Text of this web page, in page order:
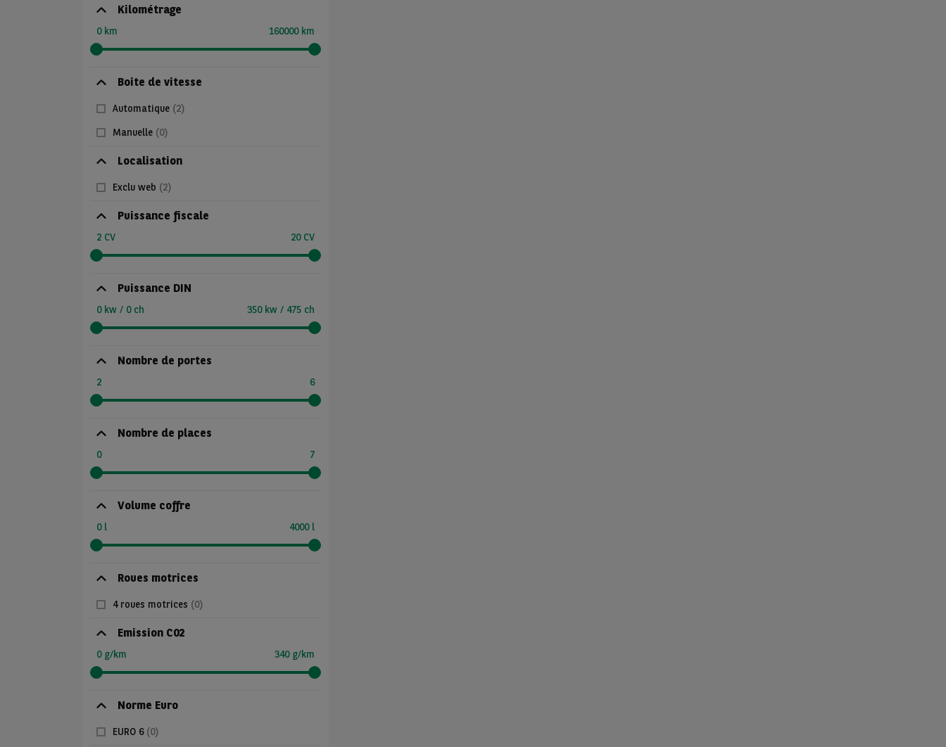
Kilométrage
0 km 160000 km
Boite de vitesse
Automatique (2)
Manuelle (0)
Localisation
Exclu web (2)
Puissance fiscale
2 CV 20 CV
Puissance DIN
0 kw / 0 ch 350 kw / 475 ch
Nombre de portes
2 6
Nombre de places
0 7
Volume coffre
0 l 4000 l
Roues motrices
4 roues motrices (0)
Emission C02
0 g/km 340 g/km
Norme Euro
EURO 6 (0)